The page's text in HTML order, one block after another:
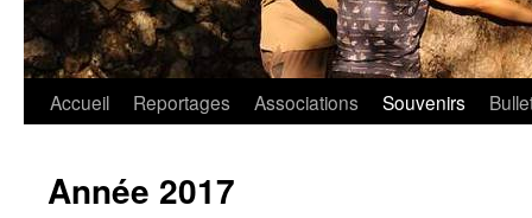
Accueil Reportages Associations Souvenirs
Année 2017